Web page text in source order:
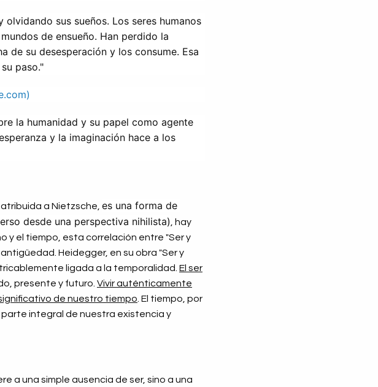
sus sueños. Los seres humanos
de ensueño. Han perdido la
de su desesperación y los consume. Esa
paso."
la humanidad y su papel como agente
y la imaginación hace a los
a Nietzsche, es una forma de
desde una perspectiva nihilista)
, hay
y el tiempo, esta correlación entre "Ser y
Heidegger, en su obra "Ser y
ligada a la temporalidad. El ser
presente y futuro. Vivir auténticamente
de nuestro tiempo . El tiempo, por
integral de nuestra existencia y
a una simple ausencia de ser, sino a una